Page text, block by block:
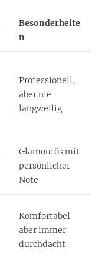
Besonderheite
n
Professionell,
aber nie
langweilig
Glamourös mit
persönlicher
Note
Komfortabel
aber immer
durchdacht